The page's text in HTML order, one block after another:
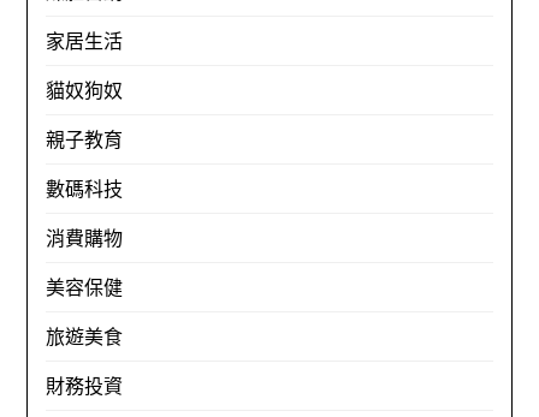
家居生活
貓奴狗奴
親子教育
數碼科技
消費購物
美容保健
旅遊美食
財務投資